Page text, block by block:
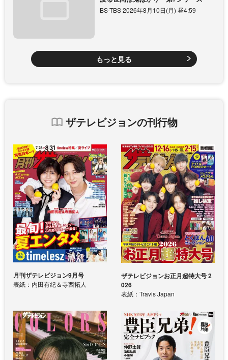
BS-TBS 2026年8月10日(月) 昼4:59
もっと見る
ザテレビジョンの刊行物
月刊ザテレビジョン9月号
表紙：内田有紀＆寺西拓人
ザテレビジョンお正月超特大号 2
026
表紙：Travis Japan